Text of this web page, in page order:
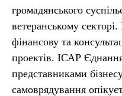
громадянського
ветеранському
фінансову та
проектів. ІСАР
представниками
самоврядування